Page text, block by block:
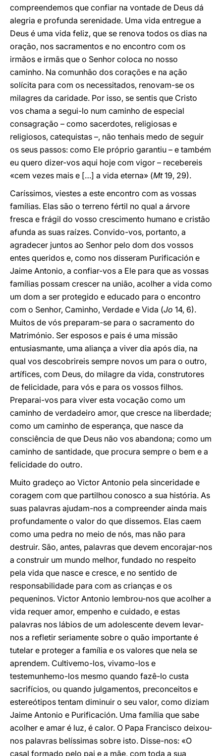
compreendemos que confiar na vontade de Deus dá
alegria e profunda serenidade. Uma vida entregue a
Deus é uma vida feliz, que se renova todos os dias na
oração, nos sacramentos e no encontro com os
irmãos e irmãs que o Senhor coloca no nosso
caminho. Na comunhão dos corações e na ação
solícita para com os necessitados, renovam-se os
milagres da caridade. Por isso, se sentis que Cristo
vos chama a segui-lo num caminho de especial
consagração – como sacerdotes, religiosas e
religiosos, catequistas –, não tenhais medo de seguir
os seus passos: como Ele próprio garantiu – e também
eu quero dizer-vos aqui hoje com vigor – recebereis
«cem vezes mais e […] a vida eterna» (Mt19, 29).
Caríssimos, viestes a este encontro com as vossas
famílias. Elas são o terreno fértil no qual a árvore
fresca e frágil do vosso crescimento humano e cristão
afunda as suas raízes. Convido-vos, portanto, a
agradecer juntos ao Senhor pelo dom dos vossos
entes queridos e, como nos disseram Purificación e
Jaime Antonio, a confiar-vos a Ele para que as vossas
famílias possam crescer na união, acolher a vida como
um dom a ser protegido e educado para o encontro
com o Senhor, Caminho, Verdade e Vida (Jo 14, 6).
Muitos de vós preparam-se para o sacramento do
Matrimónio. Ser esposos e pais é uma missão
entusiasmante, uma aliança a viver dia após dia, na
qual vos descobrireis sempre novos um para o outro,
artífices, com Deus, do milagre da vida, construtores
de felicidade, para vós e para os vossos filhos.
Preparai-vos para viver esta vocação como um
caminho de verdadeiro amor, que cresce na liberdade;
como um caminho de esperança, que nasce da
consciência de que Deus não vos abandona; como um
caminho de santidade, que procura sempre o bem e a
felicidade do outro.
Muito gradeço ao Victor Antonio pela sinceridade e
coragem com que partilhou conosco a sua história. As
suas palavras ajudam-nos a compreender ainda mais
profundamente o valor do que dissemos. Elas caem
como uma pedra no meio de nós, mas não para
destruir. São, antes, palavras que devem encorajar-nos
a construir um mundo melhor, fundado no respeito
pela vida que nasce e cresce, e no sentido de
responsabilidade para com as crianças e os
pequeninos. Victor Antonio lembrou-nos que acolher a
vida requer amor, empenho e cuidado, e estas
palavras nos lábios de um adolescente devem levar-
nos a refletir seriamente sobre o quão importante é
tutelar e proteger a família e os valores que nela se
aprendem. Cultivemo-los, vivamo-los e
testemunhemo-los mesmo quando fazê-lo custa
sacrifícios, ou quando julgamentos, preconceitos e
estereótipos tentam diminuir o seu valor, como diziam
Jaime Antonio e Purificación. Uma família que sabe
acolher e amar é luz, é calor. O Papa Francisco deixou-
nos palavras belíssimas sobre isto. Disse-nos: «O
casal formado pelo pai e a mãe, com toda a sua